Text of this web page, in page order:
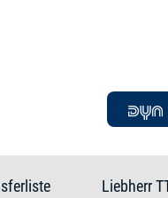
Liebherr